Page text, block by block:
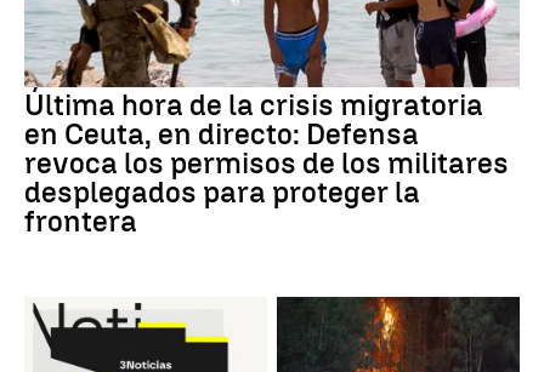
Última hora de la crisis migratoria
en Ceuta, en directo: Defensa
revoca los permisos de los militares
desplegados para proteger la
frontera